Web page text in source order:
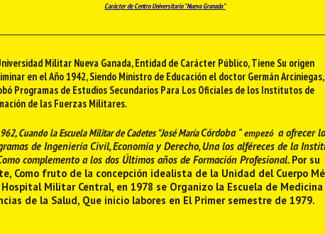
Carácter de Centro Universitario "Nueva Granada"
Militar Nueva Ganada, Entidad de Carácter Público, Tiene Su origen
en el Año 1942, Siendo Ministro de Educación el doctor Germán Arciniegas,
Programas de Estudios Secundarios Para Los Oficiales de los Institutos de
de las Fuerzas Militares.
Cuando la Escuela Militar de Cadetes "José MaríaCórdoba "empezó a ofrecer
de Ingeniería Civil, Economía y Derecho, Una los alféreces de la
complemento a los dos Últimos años de Formación Profesional. Por su
Como fruto de la concepción idealista de la Unidad del Cuerpo
Militar Central, en 1978 se Organizo la Escuela de Medicina
de la Salud, Que inicio labores en El Primer semestre de 1979.